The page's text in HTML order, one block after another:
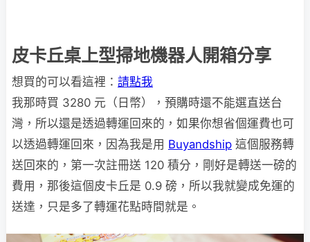
皮卡丘桌上型掃地機器人開箱分享
想買的可以看這裡： 請點我
我那時買 3280 元（日幣），預購時還不能選直送台
灣，所以還是透過轉運回來的，如果你想省個運費也可
以透過轉運回來，因為我是用 Buyandship 這個服務轉
送回來的，第一次註冊送 120 積分，剛好是轉送一磅的
費用，那後這個皮卡丘是 0.9 磅，所以我就變成免運的
送達，只是多了轉運花點時間就是。